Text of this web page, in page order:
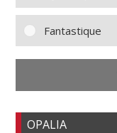
Fantastique
OPALIA